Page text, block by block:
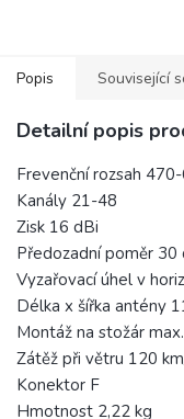
Popis Související
Detailní popis
Frevenční rozsah
Kanály 21-48
Zisk 16 dBi
Předozadní poměr 30
Vyzařovací úhel v
Délka x šířka antény
Montáž na stožár
Zátěž při větru 120
Konektor F
Hmotnost 2,22 kg